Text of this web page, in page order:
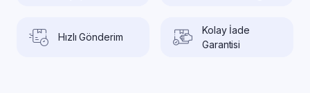
Hızlı Gönderim
Kolay İade
Garantisi